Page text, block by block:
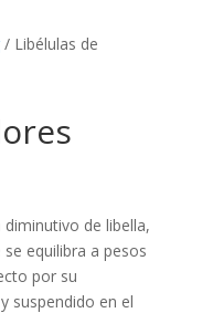
/ Libélulas de
diminutivo de libella,
equilibra a pesos
por su
suspendido en el